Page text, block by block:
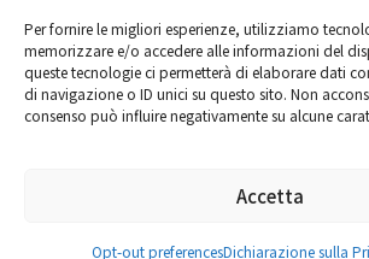
Per fornire le migliori esperienze, utilizziamo
memorizzare e/o accedere alle informazioni del
queste tecnologie ci permetterà di elaborare dati
di navigazione o ID unici su questo sito. Non
consenso può influire negativamente su alcune
Accetta
Opt-out preferencesDichiarazione sulla
Social